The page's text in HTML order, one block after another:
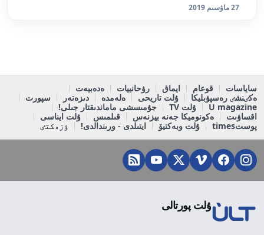
27 ماۋسىم 2019
ساياسات قوعام ايماق رۋحانييات
ەدەبيەت
ەكٸنشٸ رەسپۋبليكا
ۇلت تاريحى ەلەمدە دىزەتەر
سپورت
U magazine
ۇلت TV
جۇمىسشى ماماندىقتار جىلى!
اقساۋىت
ەكونوميكا جەنە بيزنەس قىلمىس
ۇلت ايناسى
پوستtimes
ۇلت وبەكتيۆ ايتىلدى - ورىندالدى! ٶزەكتٸ
ۇلت پورتالى